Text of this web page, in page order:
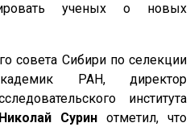
ученых о новых
совета Сибири по селекции
РАН, директор
института
Николай Суринотметил, что